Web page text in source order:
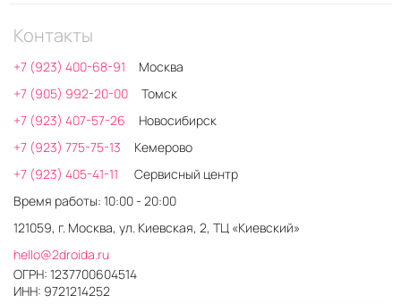
Контакты
+7 (923) 400-68-91
Москва
+7 (905) 992-20-00
Томск
+7 (923) 407-57-26
Новосибирск
+7 (923) 775-75-13
Кемерово
+7 (923) 405-41-11
Сервисный центр
Время работы: 10:00 - 20:00
121059, г. Москва, ул. Киевская, 2, ТЦ «Киевский»
hello@2droida.ru
ОГРН: 1237700604514
ИНН: 9721214252